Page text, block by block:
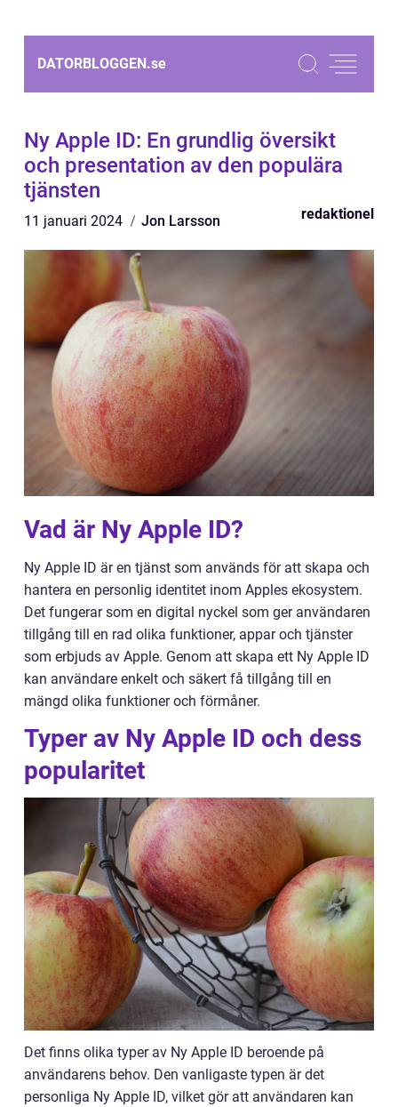
DATORBLOGGEN.se
Ny Apple ID: En grundlig översikt
och presentation av den populära
tjänsten
11 januari 2024 Jon Larsson redaktionel
Vad är Ny Apple ID?
Ny Apple ID är en tjänst som används för att skapa och
hantera en personlig identitet inom Apples ekosystem.
Det fungerar som en digital nyckel som ger användaren
tillgång till en rad olika funktioner, appar och tjänster
som erbjuds av Apple. Genom att skapa ett Ny Apple ID
kan användare enkelt och säkert få tillgång till en
mängd olika funktioner och förmåner.
Typer av Ny Apple ID och dess
popularitet
Det finns olika typer av Ny Apple ID beroende på
användarens behov. Den vanligaste typen är det
personliga Ny Apple ID, vilket gör att användaren kan